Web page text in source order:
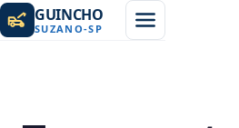
GUINCHO
SUZANO-SP